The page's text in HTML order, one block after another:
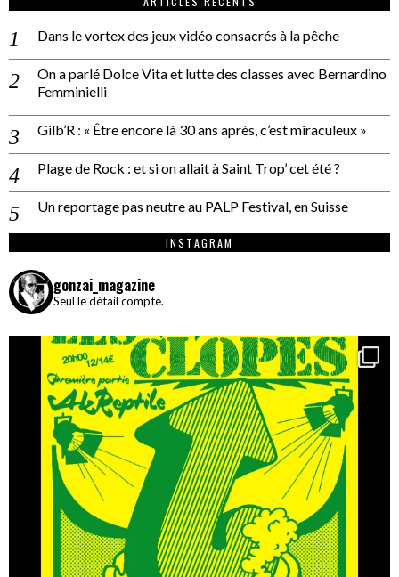
Dans le vortex des jeux vidéo consacrés à la pêche
On a parlé Dolce Vita et lutte des classes avec Bernardino
Femminielli
Gilb’R : « Être encore là 30 ans après, c’est miraculeux »
Plage de Rock : et si on allait à Saint Trop’ cet été ?
Un reportage pas neutre au PALP Festival, en Suisse
INSTAGRAM
gonzai_magazine
Seul le détail compte.